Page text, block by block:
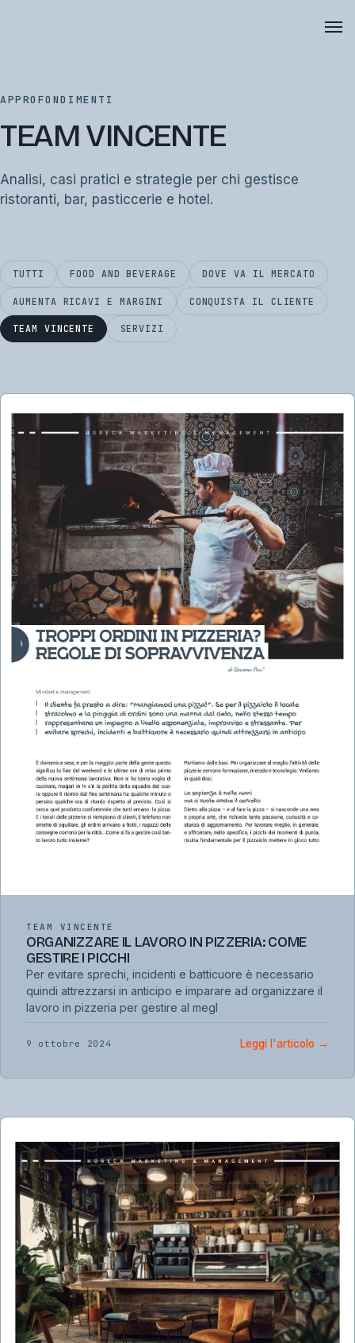
APPROFONDIMENTI
TEAM VINCENTE
Analisi, casi pratici e strategie per chi gestisce
ristoranti, bar, pasticcerie e hotel.
TUTTI FOOD AND BEVERAGE DOVE VA IL MERCATO
AUMENTA RICAVI E MARGINI CONQUISTA IL CLIENTE
TEAM VINCENTE SERVIZI
TEAM VINCENTE
ORGANIZZARE IL LAVORO IN PIZZERIA: COME
GESTIRE I PICCHI
Per evitare sprechi, incidenti e batticuore è necessario
quindi attrezzarsi in anticipo e imparare ad organizzare il
lavoro in pizzeria per gestire al megl
9 ottobre 2024 Leggi l'articolo →